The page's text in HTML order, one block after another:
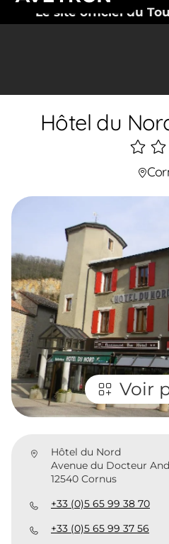
Le site officiel du
Hôtel du
3
Voir
Hôtel du Nord
Avenue du Docteur
12540 Cornus
+33 (0)5 65 99 38 70
+33 (0)5 65 99 37 56